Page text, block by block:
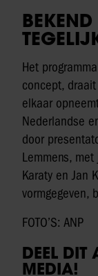
Het
concept,
elkaar
Nederlandse
door
Lemmens,
Karaty en Jan
vormgegeven,
FOTO’S: ANP
DEEL DIT
MEDIA!